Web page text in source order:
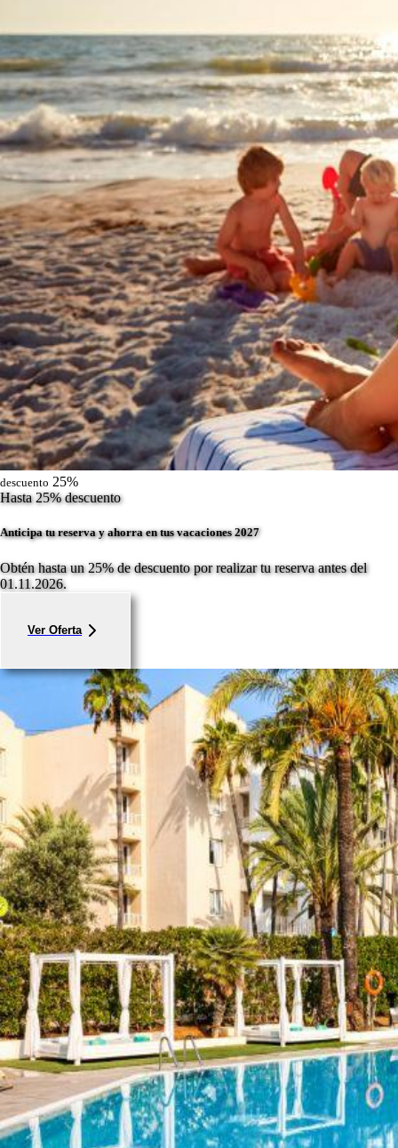
descuento 25%
Hasta 25% descuento
Anticipa tu reserva y ahorra en tus vacaciones 2027
Obtén hasta un 25% de descuento por realizar tu reserva antes del
01.11.2026.
Ver Oferta